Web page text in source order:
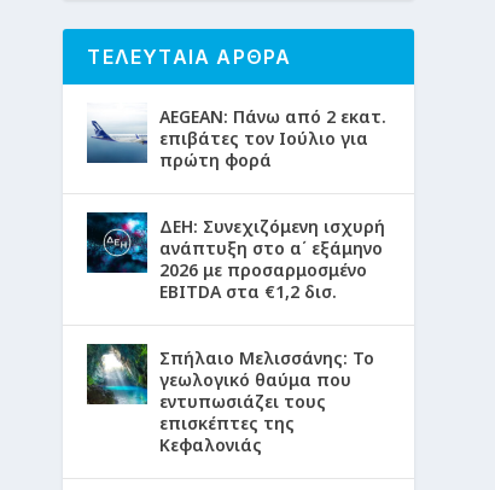
ΤΕΛΕΥΤΑΙΑ ΑΡΘΡΑ
AEGEAN: Πάνω από 2 εκατ.
επιβάτες τον Ιούλιο για
πρώτη φορά
ΔΕΗ: Συνεχιζόμενη ισχυρή
ανάπτυξη στο α΄ εξάμηνο
2026 με προσαρμοσμένο
EBITDA στα €1,2 δισ.
Σπήλαιο Μελισσάνης: Το
γεωλογικό θαύμα που
εντυπωσιάζει τους
επισκέπτες της
Κεφαλονιάς